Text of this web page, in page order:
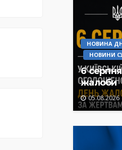
НОВИНА
НОВИНИ
6
жалоби
05.08.2026